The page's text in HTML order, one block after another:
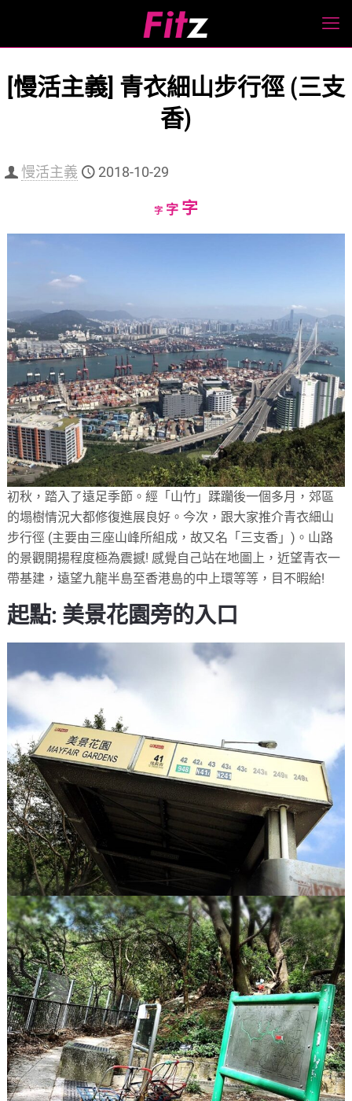
[慢活主義] 青衣細山步行徑 (三支
香)
慢活主義 2018-10-29
字Decrease
字Reset
字Increase
初秋，踏入了遠足季節。經「山竹」蹂躪後一個多月，郊區
的塌樹情況大都修復進展良好。今次，跟大家推介青衣細山
步行徑 (主要由三座山峰所組成，故又名「三支香」)。山路
的景觀開揚程度極為震撼! 感覺自己站在地圖上，近望青衣一
帶基建，遠望九龍半島至香港島的中上環等等，目不暇給!
起點: 美景花園旁的入口